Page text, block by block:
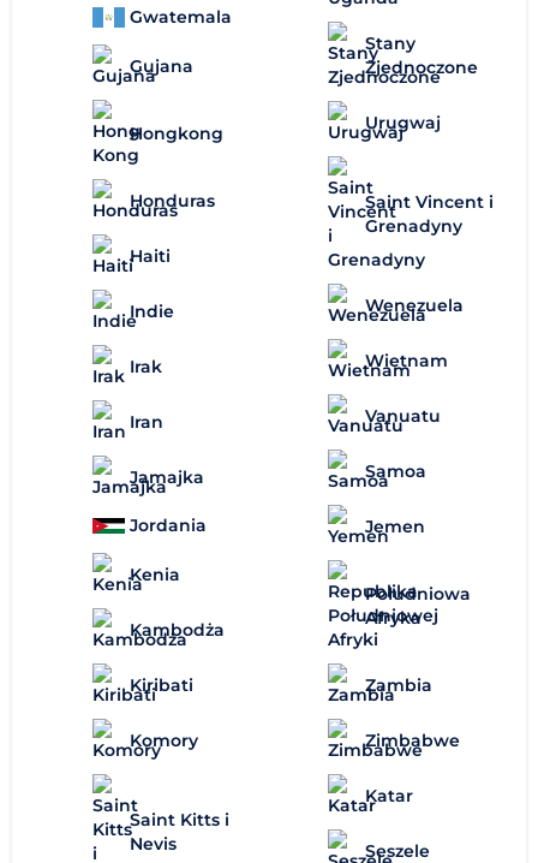
Gwatemala
Gujana
Hongkong
Honduras
Haiti
Indie
Irak
Iran
Jamajka
Jordania
Kenia
Kambodża
Kiribati
Komory
Saint Kitts i
Nevis
Stany
Zjednoczone
Urugwaj
Saint Vincent i
Grenadyny
Wenezuela
Wietnam
Vanuatu
Samoa
Jemen
Południowa
Afryka
Zambia
Zimbabwe
Katar
Seszele